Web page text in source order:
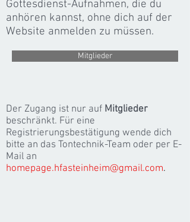
Gottesdienst-Aufnahmen, die du
anhören kannst, ohne dich auf der
Website anmelden zu müssen.
Mitglieder
Der Zugang ist nur auf Mitglieder
beschränkt. Für eine
Registrierungsbestätigung wende dich
bitte an das Tontechnik-Team oder per E-
Mail an
homepage.hfasteinheim@gmail.com.